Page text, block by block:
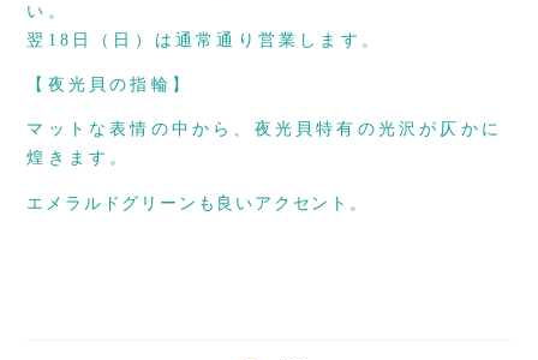
い。
翌 18 日（日）は通常通り営業します。
【夜光貝の指輪】
マットな表情の中から、夜光貝特有の光沢が仄かに
煌きます。
エメラルドグリーンも良いアクセント。